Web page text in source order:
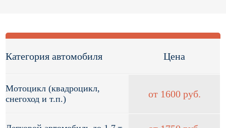
Категория автомобиля Цена
Мотоцикл (квадроцикл,
снегоход и т.п.)
от 1600 руб.